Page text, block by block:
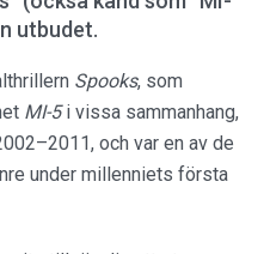
utbudet.
Spooks, som
MI-5i vissa sammanhang,
och var en av de
under millenniets första